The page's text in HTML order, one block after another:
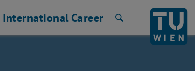
International Career